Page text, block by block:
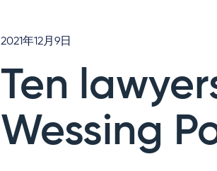
2021年12月9日
Ten
Wessing